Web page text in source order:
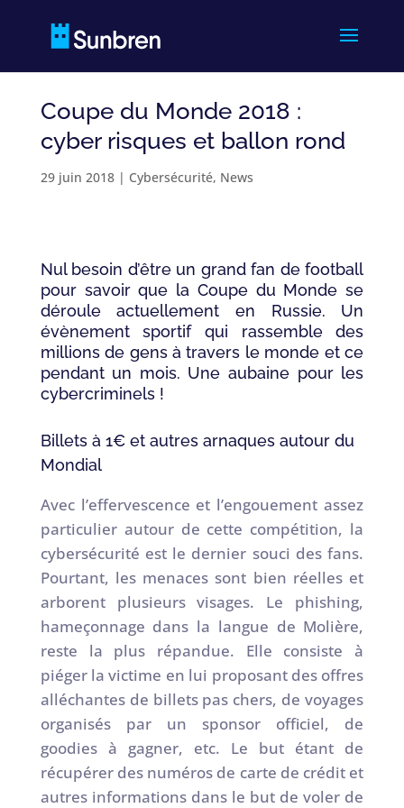
Coupe du Monde 2018 :
cyber risques et ballon rond
29 juin 2018| Cybersécurité, News
Nul besoin d’être un grand fan de football
pour savoir que la Coupe du Monde se
déroule actuellement en Russie. Un
évènement sportif qui rassemble des
millions de gens à travers le monde et ce
pendant un mois. Une aubaine pour les
cybercriminels !
Billets à 1€ et autres arnaques autour du
Mondial
Avec l’effervescence et l’engouement assez
particulier autour de cette compétition, la
cybersécurité est le dernier souci des fans.
Pourtant, les menaces sont bien réelles et
arborent plusieurs visages. Le phishing,
hameçonnage dans la langue de Molière,
reste la plus répandue. Elle consiste à
piéger la victime en lui proposant des offres
alléchantes de billets pas chers, de voyages
organisés par un sponsor officiel, de
goodies à gagner, etc. Le but étant de
récupérer des numéros de carte de crédit et
autres informations dans le but de voler de